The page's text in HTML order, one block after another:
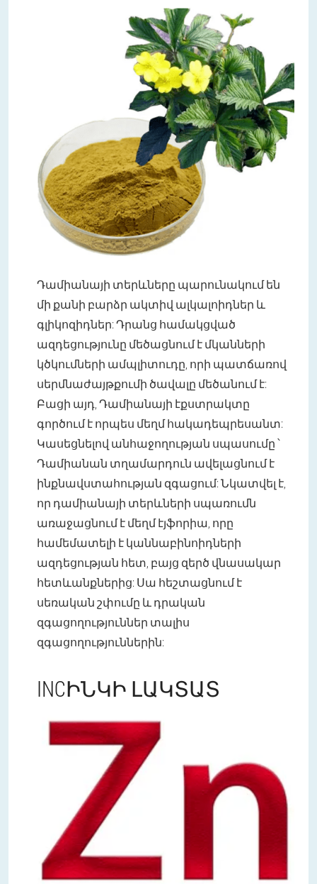
Դամիանայի տերևները պարունակում են
մի քանի բարձր ակտիվ ալկալոիդներ և
գլիկոզիդներ: Դրանց համակցված
ազդեցությունը մեծացնում է մկանների
կծկումների ամպլիտուդը, որի պատճառով
սերմնաժայթքումի ծավալը մեծանում է:
Բացի այդ, Դամիանայի էքստրակտը
գործում է որպես մեղմ հակադեպրեսանտ:
Կասեցնելով անհաջողության սպասումը ՝
Դամիանան տղամարդուն ավելացնում է
ինքնավստահության զգացում: Նկատվել է,
որ դամիանայի տերևների սպառումն
առաջացնում է մեղմ էյֆորիա, որը
համեմատելի է կաննաբինոիդների
ազդեցության հետ, բայց զերծ վնասակար
հետևանքներից: Սա հեշտացնում է
սեռական շփումը և դրական
զգացողություններ տալիս
զգացողություններին:
INCԻՆԿԻ ԼԱԿՏԱՏ